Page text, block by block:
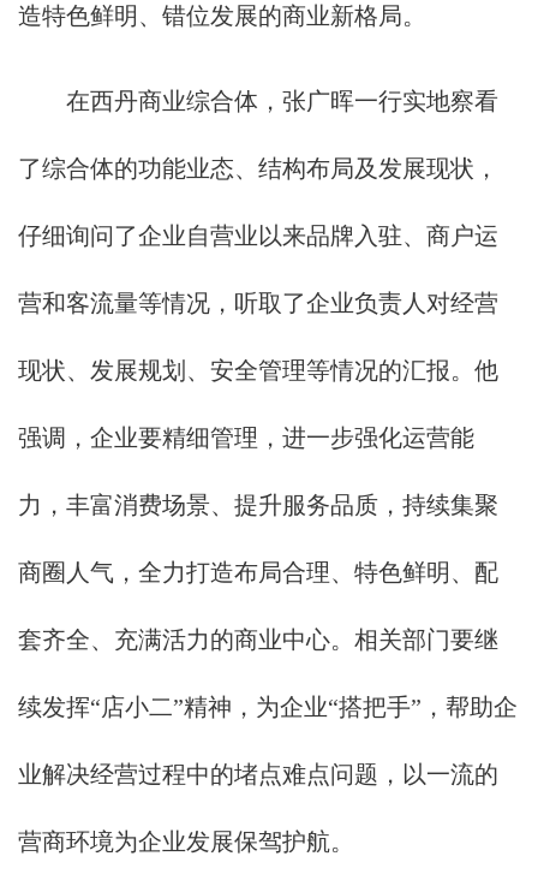
造特色鲜明、错位发展的商业新格局。
在西丹商业综合体，张广晖一行实地察看
了综合体的功能业态、结构布局及发展现状，
仔细询问了企业自营业以来品牌入驻、商户运
营和客流量等情况，听取了企业负责人对经营
现状、发展规划、安全管理等情况的汇报。他
强调，企业要精细管理，进一步强化运营能
力，丰富消费场景、提升服务品质，持续集聚
商圈人气，全力打造布局合理、特色鲜明、配
套齐全、充满活力的商业中心。相关部门要继
续发挥“店小二”精神，为企业“搭把手”，帮助企
业解决经营过程中的堵点难点问题，以一流的
营商环境为企业发展保驾护航。